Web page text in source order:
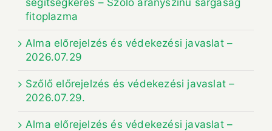
fitoplazma
Alma előrejelzés és védekezési javaslat –
2026.07.29
Szőlő előrejelzés és védekezési javaslat –
2026.07.29.
Alma előrejelzés és védekezési javaslat –